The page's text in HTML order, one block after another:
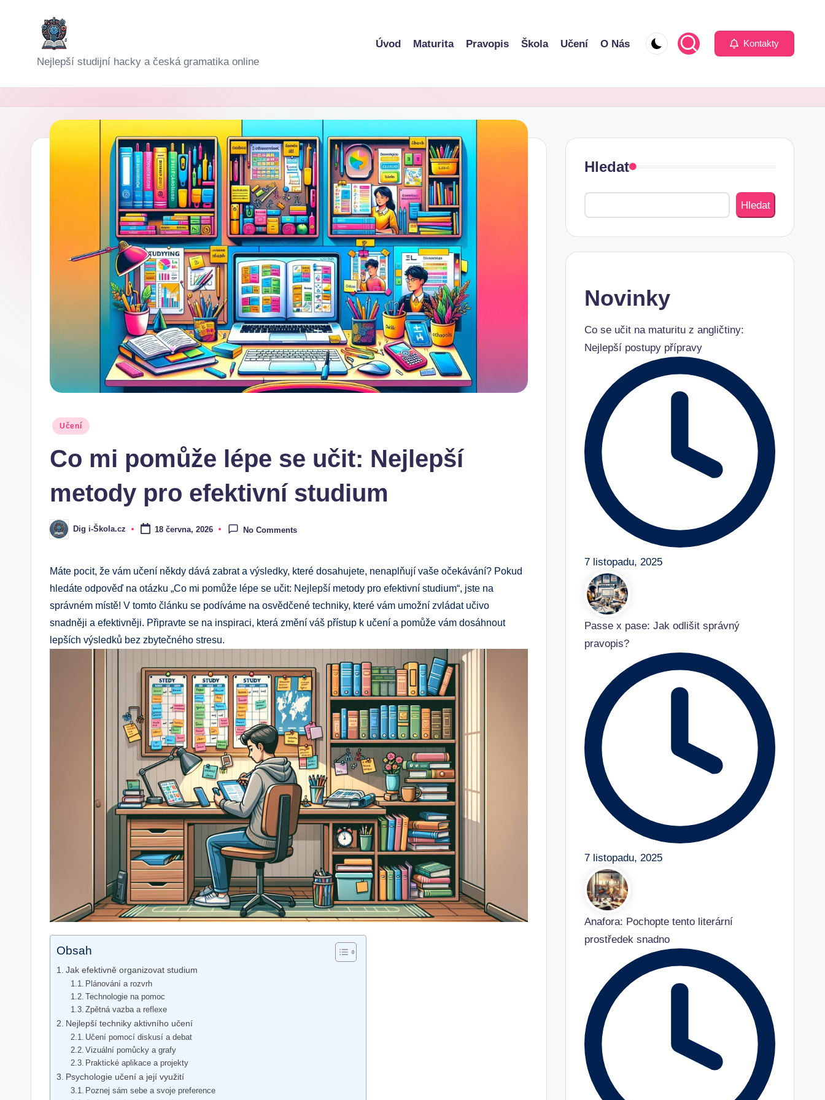
D
i
i-
Nejlepší studijní hacky a česká gramatika online
Úvod Maturita Pravopis Škola Učení O Nás Kontakty
Posted
Učení
Co mi pomůže lépe se učit: Nejlepší
metody pro efektivní studium
Posted
by
Dig i-Škola.cz 18 června, 2026 No Comments
Máte pocit, že vám učení někdy dává zabrat a výsledky, které dosahujete, nenaplňují vaše očekávání? Pokud
hledáte odpověď na otázku „Co mi pomůže lépe se učit: Nejlepší metody pro efektivní studium“, jste na
správném místě! V tomto článku se podíváme na osvědčené techniky, které vám umožní zvládat učivo
snadněji a efektivněji. Připravte se na inspiraci, která změní váš přístup k učení a pomůže vám dosáhnout
lepších výsledků bez zbytečného stresu.
Obsah
Jak efektivně organizovat studium
Plánování a rozvrh
Technologie na pomoc
Zpětná vazba a reflexe
Nejlepší techniky aktivního učení
Učení pomocí diskusí a debat
Vizuální pomůcky a grafy
Praktické aplikace a projekty
Psychologie učení a její využití
Poznej sám sebe a svoje preference
Hledat
Hledat
Novinky
Co se učit na maturitu z angličtiny:
Nejlepší postupy přípravy
7 listopadu, 2025
Passe x pase: Jak odlišit správný
pravopis?
7 listopadu, 2025
Anafora: Pochopte tento literární
prostředek snadno